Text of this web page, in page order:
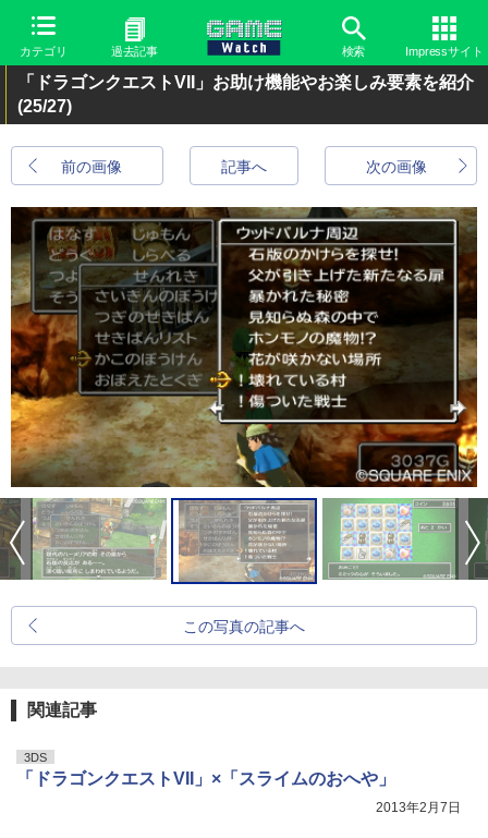
カテゴリ 過去記事 検索 Impressサイト
「ドラゴンクエストVII」お助け機能やお楽しみ要素を紹介
(25/27)
前の画像 次の画像
記事へ
この写真の記事へ
関連記事
3DS
「ドラゴンクエストVII」×「スライムのおへや」
2013年2月7日